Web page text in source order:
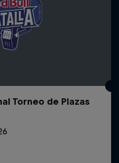
Torneo de Plazas